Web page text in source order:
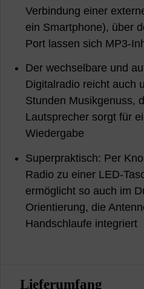
Verbindung einer
ein Smartphone), über
Port lassen sich MP3-
Der wechselbare und
Digitalradio reicht auch
Stunden Musikgenuss,
Lautsprecher sorgt für
Wiedergabe
Superpraktisch: Per
Radio zu einer LED-
ermöglicht so auch im
Orientierung, die
Handschlaufe integriert
Lieferumfang